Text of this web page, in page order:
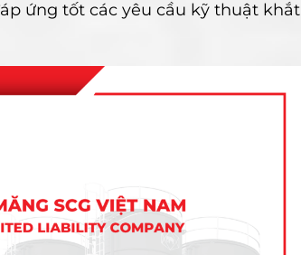
ứng tốt các yêu cầu kỹ thuật khắt